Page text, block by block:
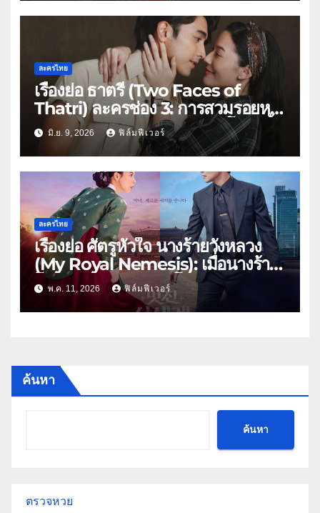
ละครไทย
เรื่องย่อ ธาตรี (Two Faces of
Thatri) ละครช่อง 3: การสวมรอยหนี
ตายสู่มรดกเลือด ยุคสงครามโลกครั้ง
ที่ 2
มิ.ย. 9, 2026 ฟิล์มฟีเวอร์
ละครไทย
เรื่องย่อ ศัตรูหัวใจ นางร้ายวังหลวง
(My Royal Nemesis): เมื่อนางร้าย
โชซอนสวมร่างดาราโนเนม พร้อม
ฟาดกลางกองถ่าย 2026!
พ.ค. 11, 2026 ฟิล์มฟีเวอร์
ค้นหา
ค้นหา
ตรวจหวย